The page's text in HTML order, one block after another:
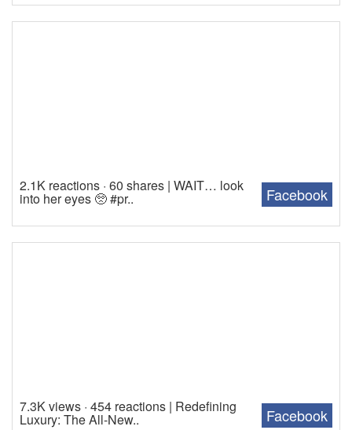
Facebook
2.1K reactions · 60 shares | WAIT… look
into her eyes 🥺 #pr..
Facebook
7.3K views · 454 reactions | Redefining
Luxury: The All-New..